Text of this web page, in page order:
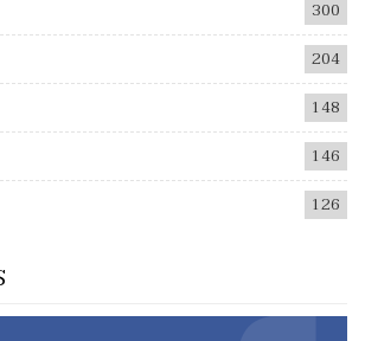
300
204
148
146
126